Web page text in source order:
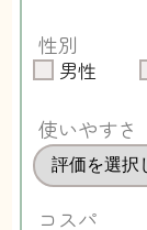
性別
男性
使いやすさ
コスパ